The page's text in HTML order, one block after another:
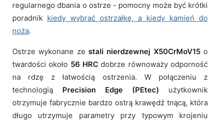
regularnego dbania o ostrze - pomocny może być krótki
poradnik kiedy wybrać ostrzałkę, a kiedy kamień do
noża.
Ostrze wykonane ze stali nierdzewnej X50CrMoV15o
twardości około 56 HRC dobrze równoważy odporność
na rdzę z łatwością ostrzenia. W połączeniu z
technologią Precision Edge (PEtec) użytkownik
otrzymuje fabrycznie bardzo ostrą krawędź tnącą, która
długo utrzymuje parametry przy typowym krojeniu